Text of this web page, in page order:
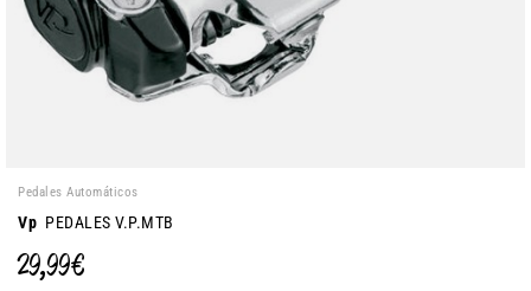
Pedales Automáticos
Vp PEDALES V.P.MTB
29,99 €